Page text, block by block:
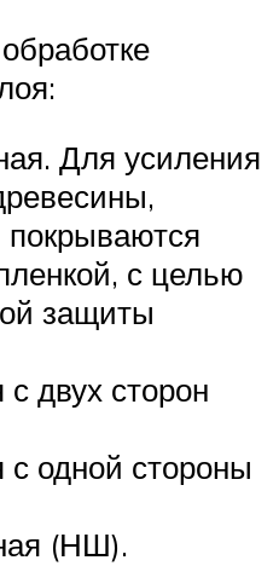
Для усиления
с целью
защиты
двух сторон
одной стороны
(НШ).